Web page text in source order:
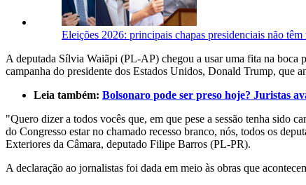
Eleições 2026: principais chapas presidenciais não têm
A deputada Sílvia Waiãpi (PL-AP) chegou a usar uma fita na boca
campanha do presidente dos Estados Unidos, Donald Trump, que
Leia também: Bolsonaro pode ser preso hoje? Juristas
"Quero dizer a todos vocês que, em que pese a sessão tenha sido
do Congresso estar no chamado recesso branco, nós, todos os
Exteriores da Câmara, deputado Filipe Barros (PL-PR).
A declaração ao jornalistas foi dada em meio às obras que